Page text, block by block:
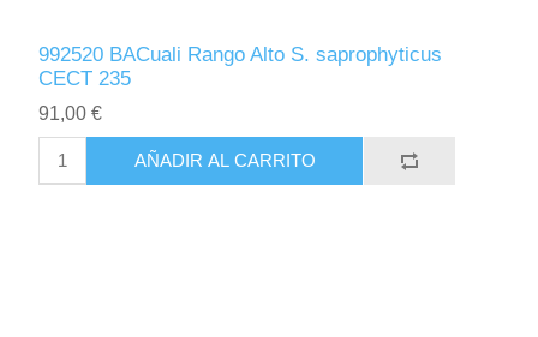
992520 BACuali Rango Alto S. saprophyticus
CECT 235
91,00 €
AÑADIR AL CARRITO